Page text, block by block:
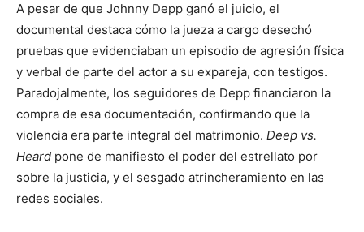
A pesar de que Johnny Depp ganó el juicio, el
documental destaca cómo la jueza a cargo desechó
pruebas que evidenciaban un episodio de agresión física
y verbal de parte del actor a su expareja, con testigos.
Paradojalmente, los seguidores de Depp financiaron la
compra de esa documentación, confirmando que la
violencia era parte integral del matrimonio. Deep vs.
Heard pone de manifiesto el poder del estrellato por
sobre la justicia, y el sesgado atrincheramiento en las
redes sociales.